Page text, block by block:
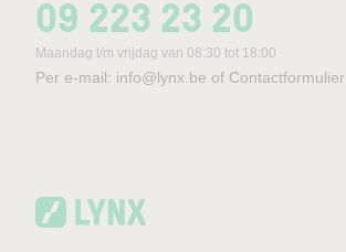
09 223 23 20
Maandag t/m vrijdag van 08:30 tot 18:00
Per e-mail: info@lynx.be of Contactformulier